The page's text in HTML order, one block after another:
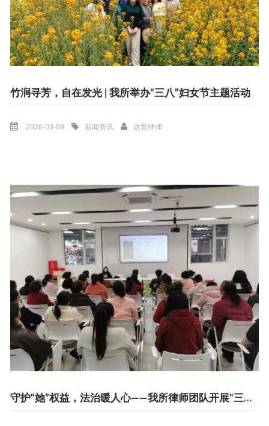
竹涧寻芳，自在发光 | 我所举办“三八”妇女节主题活动
2026-03-08 新闻资讯 达宽律师
守护“她”权益，法治暖人心——我所律师团队开展“三八”妇女节系列普法活动